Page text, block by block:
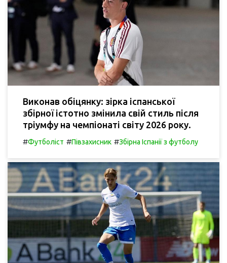
Виконав обіцянку: зірка іспанської
збірної істотно змінила свій стиль після
тріумфу на чемпіонаті світу 2026 року.
#Футболіст #Півзахисник #Збірна Іспанії з футболу